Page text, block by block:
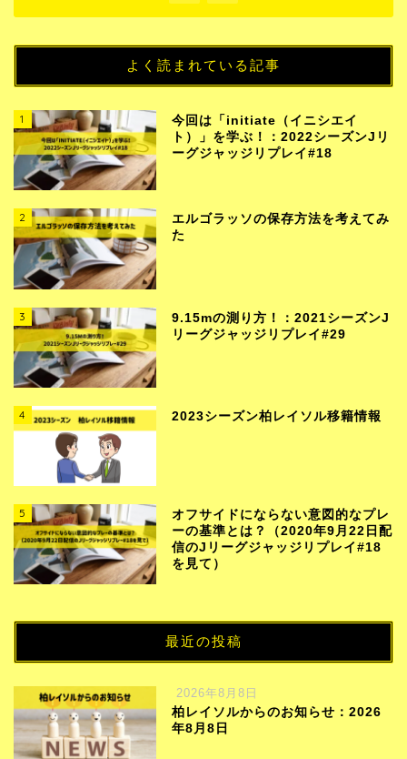
よく読まれている記事
1
今回は「initiate（イニシエイ
ト）」を学ぶ！：2022シーズンJリ
ーグジャッジリプレイ#18
2
エルゴラッソの保存方法を考えてみ
た
3
9.15mの測り方！：2021シーズンJ
リーグジャッジリプレイ#29
4 2023シーズン柏レイソル移籍情報
5
オフサイドにならない意図的なプレ
ーの基準とは？（2020年9月22日配
信のJリーグジャッジリプレイ#18
を見て）
最近の投稿
2026年8月8日
柏レイソルからのお知らせ：2026
年8月8日